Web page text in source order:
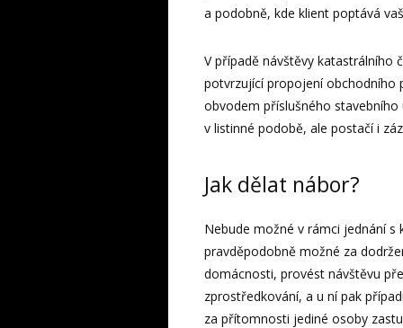
a podobně, kde klient poptává
V případě návštěvy katastrálního
potvrzující propojení obchodního
obvodem příslušného
v listinné podobě, ale postačí i
Jak dělat nábor?
Nebude možné v rámci jednání
pravděpodobně možné za
domácnosti, provést návštěvu
zprostředkování, a u ní pak
za přítomnosti jediné osoby